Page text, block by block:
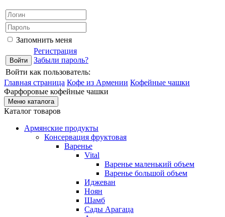
Запомнить меня
Регистрация
Забыли пароль?
Войти как пользователь:
Главная страница Кофе из Армении Кофейные чашки
Фарфоровые кофейные чашки
Меню каталога
Каталог товаров
Армянские продукты
Консервация фруктовая
Варенье
Vital
Варенье маленький объем
Варенье большой объем
Иджеван
Ноян
Шамб
Сады Арагаца